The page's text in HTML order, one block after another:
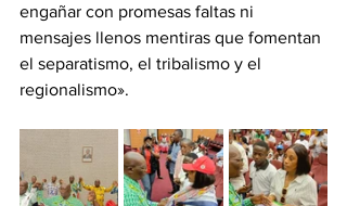
engañar con promesas faltas ni
mensajes llenos mentiras que fomentan
el separatismo, el tribalismo y el
regionalismo».